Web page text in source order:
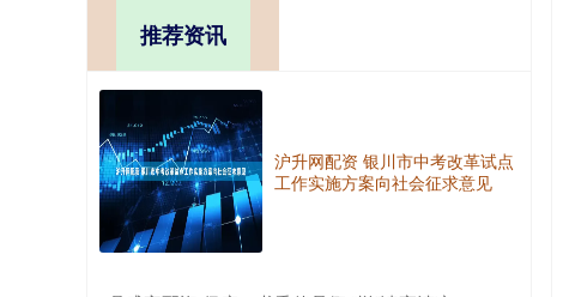
推荐资讯
沪升网配资 银川市中考改革试点
工作实施方案向社会征求意见